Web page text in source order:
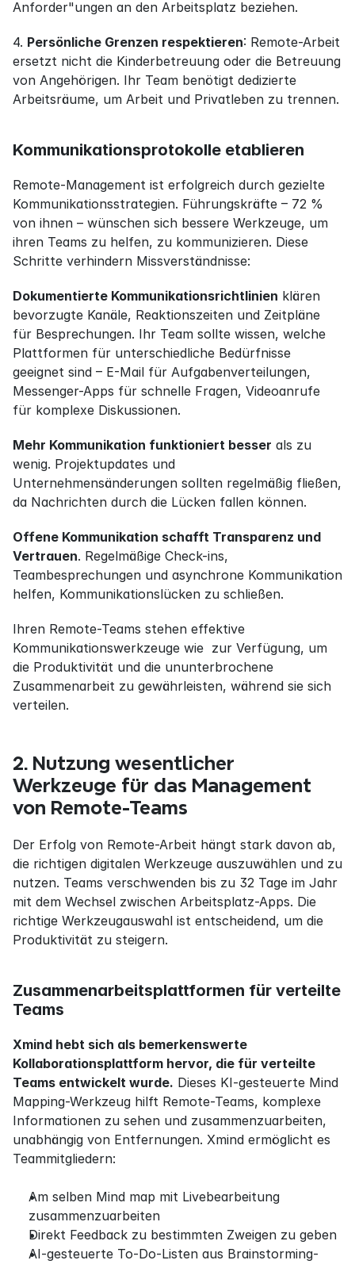
Anforder"ungen an den Arbeitsplatz beziehen.
4. Persönliche Grenzen respektieren: Remote-Arbeit
ersetzt nicht die Kinderbetreuung oder die Betreuung
von Angehörigen. Ihr Team benötigt dedizierte
Arbeitsräume, um Arbeit und Privatleben zu trennen.
Kommunikationsprotokolle etablieren
Remote-Management ist erfolgreich durch gezielte
Kommunikationsstrategien. Führungskräfte – 72 %
von ihnen – wünschen sich bessere Werkzeuge, um
ihren Teams zu helfen, zu kommunizieren. Diese
Schritte verhindern Missverständnisse:
Dokumentierte Kommunikationsrichtlinien klären
bevorzugte Kanäle, Reaktionszeiten und Zeitpläne
für Besprechungen. Ihr Team sollte wissen, welche
Plattformen für unterschiedliche Bedürfnisse
geeignet sind – E-Mail für Aufgabenverteilungen,
Messenger-Apps für schnelle Fragen, Videoanrufe
für komplexe Diskussionen.
Mehr Kommunikation funktioniert besser als zu
wenig. Projektupdates und
Unternehmensänderungen sollten regelmäßig fließen,
da Nachrichten durch die Lücken fallen können.
Offene Kommunikation schafft Transparenz und
Vertrauen. Regelmäßige Check-ins,
Teambesprechungen und asynchrone Kommunikation
helfen, Kommunikationslücken zu schließen.
Ihren Remote-Teams stehen effektive
Kommunikationswerkzeuge wie  zur Verfügung, um
die Produktivität und die ununterbrochene
Zusammenarbeit zu gewährleisten, während sie sich
verteilen.
2. Nutzung wesentlicher
Werkzeuge für das Management
von Remote-Teams
Der Erfolg von Remote-Arbeit hängt stark davon ab,
die richtigen digitalen Werkzeuge auszuwählen und zu
nutzen. Teams verschwenden bis zu 32 Tage im Jahr
mit dem Wechsel zwischen Arbeitsplatz-Apps. Die
richtige Werkzeugauswahl ist entscheidend, um die
Produktivität zu steigern.
Zusammenarbeitsplattformen für verteilte
Teams
Xmind hebt sich als bemerkenswerte
Kollaborationsplattform hervor, die für verteilte
Teams entwickelt wurde. Dieses KI-gesteuerte Mind
Mapping-Werkzeug hilft Remote-Teams, komplexe
Informationen zu sehen und zusammenzuarbeiten,
unabhängig von Entfernungen. Xmind ermöglicht es
Teammitgliedern:
Am selben Mind map mit Livebearbeitung
zusammenzuarbeiten
Direkt Feedback zu bestimmten Zweigen zu geben
AI-gesteuerte To-Do-Listen aus Brainstorming-